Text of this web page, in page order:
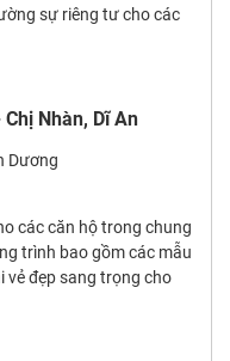
sự riêng tư cho các
Nhàn, Dĩ An
Dương
các căn hộ trong chung
trình bao gồm các mẫu
vẻ đẹp sang trọng cho